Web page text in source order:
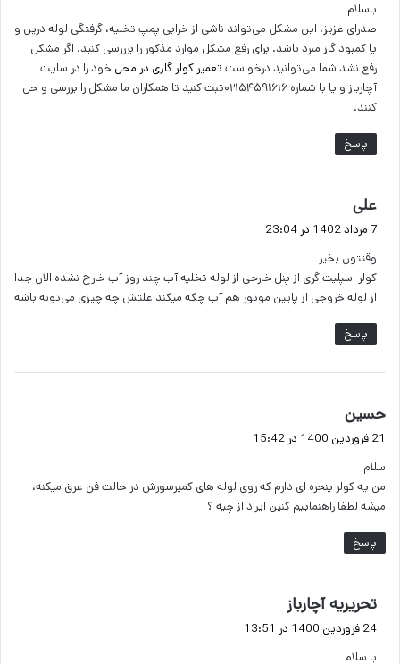
باسلام
صدرای عزیز، این مشکل می‌تواند ناشی از خرابی پمپ تخلیه، گرفتگی لوله درین و
یا کمبود گاز مبرد باشد. برای رفع مشکل موارد مذکور را برررسی کنید. اگر مشکل
رفع نشد شما می‌توانید درخواست تعمیر کولر گازی در محل خود را در سایت
آچارباز و یا با شماره ۰۲۱۵۴۵۹۱۶۱۶ثبت کنید تا همکاران ما مشکل را بررسی و حل
کنند.
پاسخ
علی
ف
:
7 مرداد 1402 در 23:04
وقتتون بخیر
کولر اسپلیت گری از پنل خارجی از لوله تخلیه آب چند روز آب خارج نشده الان جدا
از لوله خروجی از پایین موتور هم آب چکه میکند علتش چه چیزی می‌تونه باشه
پاسخ
حسین
21 فروردین 1400 در 15:42
سلام
من یه کولر پنجره ای دارم که روی لوله های کمپرسورش در حالت فن عرق میکنه،
میشه لطفا راهنماییم کنین ایراد از چیه ؟
پاسخ
تحریریه آچارباز
24 فروردین 1400 در 13:51
با سلام